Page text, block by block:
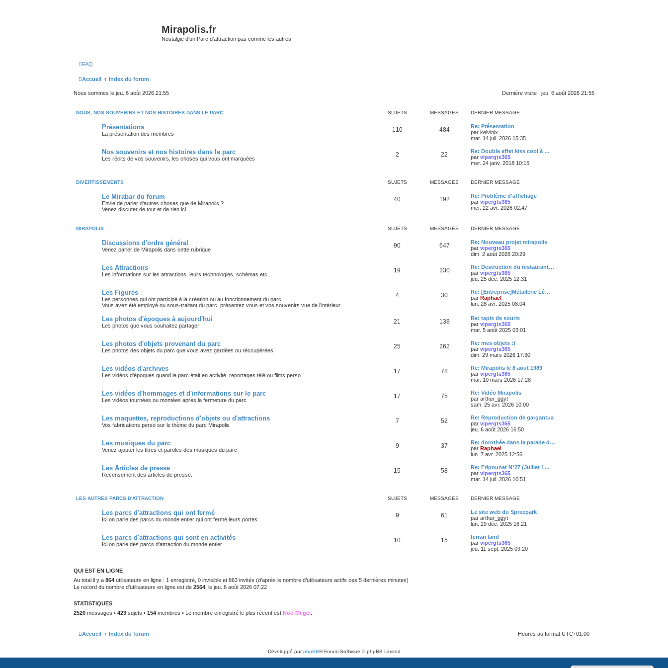
Mirapolis.fr
Nostalgie d'un Parc d'attraction pas comme les autres
FAQ
Accueil Index du forum
Dernière visite : jeu. 6 août 2026 21:55
Nous sommes le jeu. 6 août 2026 21:55
NOUS, NOS SOUVENIRS ET NOS HISTOIRES DANS LE PARC SUJETS MESSAGES DERNIER MESSAGE
Présentations
La présentation des membres
110 484
Re: Présentation
par kelvinix
mar. 14 juil. 2026 15:35
Nos souvenirs et nos histoires dans le parc
Les récits de vos souvenirs, les choses qui vous ont marquées
2 22
Re: Double effet kiss cool à …
par vipergts365
mer. 24 janv. 2018 10:15
DIVERTISSEMENTS SUJETS MESSAGES DERNIER MESSAGE
Le Mirabar du forum
Envie de parler d'autres choses que de Mirapolis ?
Venez discuter de tout et de rien ici.
40 192
Re: Problème d'affichage
par vipergts365
mer. 22 avr. 2026 02:47
MIRAPOLIS SUJETS MESSAGES DERNIER MESSAGE
Discussions d'ordre général
Venez parler de Mirapolis dans cette rubrique
90 647
Re: Nouveau projet mirapolis
par vipergts365
dim. 2 août 2026 20:29
Les Attractions
Les informations sur les attractions, leurs technologies, schémas etc...
19 230
Re: Destruction du restaurant…
par vipergts365
jeu. 25 déc. 2025 12:31
Les Figures
Les personnes qui ont participé à la création ou au fonctionnement du parc.
Vous avez été employé ou sous-traitant du parc, présentez vous et vos souvenirs vue de l’intérieur.
4 30
Re: [Entreprise]Métallerie Lé…
par Raphael
lun. 28 avr. 2025 08:04
Les photos d'époques à aujourd'hui
Les photos que vous souhaitez partager
21 138
Re: tapis de souris
par vipergts365
mar. 5 août 2025 03:01
Les photos d'objets provenant du parc
Les photos des objets du parc que vous avez gardées ou réccupérées
25 262
Re: mes objets :)
par vipergts365
dim. 29 mars 2026 17:30
Les vidéos d'archives
Les vidéos d'époques quand le parc était en activité, reportages télé ou films perso
17 78
Re: Mirapolis le 8 aout 1989
par vipergts365
mar. 10 mars 2026 17:28
Les vidéos d'hommages et d'informations sur le parc
Les vidéos tournées ou montées après la fermeture du parc
17 75
Re: Vidéo Mirapolis
par arthur_ggyt
sam. 25 avr. 2026 10:00
Les maquettes, reproductions d'objets ou d'attractions
Vos fabrications perso sur le thème du parc Mirapolis
7 52
Re: Reproduction de gargantua
par vipergts365
jeu. 6 août 2026 16:50
Les musiques du parc
Venez ajouter les titres et paroles des musiques du parc
9 37
Re: dorothée dans la parade d…
par Raphael
lun. 7 avr. 2025 12:56
Les Articles de presse
Recensement des articles de presse.
15 58
Re: Fripounet N°27 (Juillet 1…
par vipergts365
mar. 14 juil. 2026 10:51
LES AUTRES PARCS D'ATTRACTION SUJETS MESSAGES DERNIER MESSAGE
Les parcs d'attractions qui ont fermé
Ici on parle des parcs du monde entier qui ont fermé leurs portes
9 61
Le site web du Spreepark
par arthur_ggyt
lun. 29 déc. 2025 16:21
Les parcs d'attractions qui sont en activités
Ici on parle des parcs d'attraction du monde entier.
10 15
ferrari land
par vipergts365
jeu. 11 sept. 2025 09:20
QUI EST EN LIGNE
Au total il y a 864 utilisateurs en ligne : 1 enregistré, 0 invisible et 863 invités (d’après le nombre d’utilisateurs actifs ces 5 dernières minutes)
Le record du nombre d’utilisateurs en ligne est de 2564 , le jeu. 6 août 2026 07:22
STATISTIQUES
2520 messages • 423 sujets • 154 membres • Le membre enregistré le plus récent est Noé-Megel
Accueil Index du forum Heures au format UTC+01:00
Développé parphpBB® Forum Software © phpBB Limited